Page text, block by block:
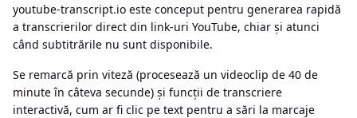
youtube-transcript.io este conceput pentru generarea rapidă
a transcrierilor direct din link-uri YouTube, chiar și atunci
când subtitrările nu sunt disponibile.
Se remarcă prin viteză (procesează un videoclip de 40 de
minute în câteva secunde) și funcții de transcriere
interactivă, cum ar fi clic pe text pentru a sări la marcaje